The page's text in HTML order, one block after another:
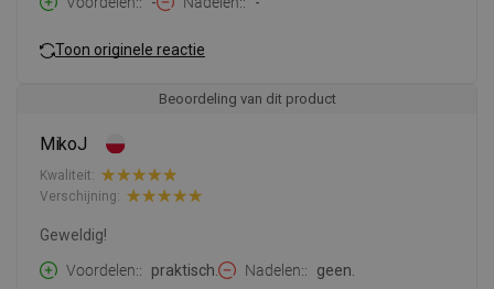
Toon originele reactie
Beoordeling van dit product
MikoJ
Kwaliteit:
Verschijning:
Geweldig!
Voordelen:
praktisch. Nadelen: geen.